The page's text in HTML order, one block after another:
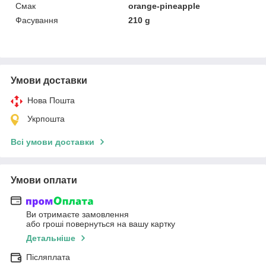
Смак
orange-pineapple
Фасування
210 g
Умови доставки
Нова Пошта
Укрпошта
Всі умови доставки
Умови оплати
Ви отримаєте замовлення
або гроші повернуться на вашу картку
Детальніше
Післяплата